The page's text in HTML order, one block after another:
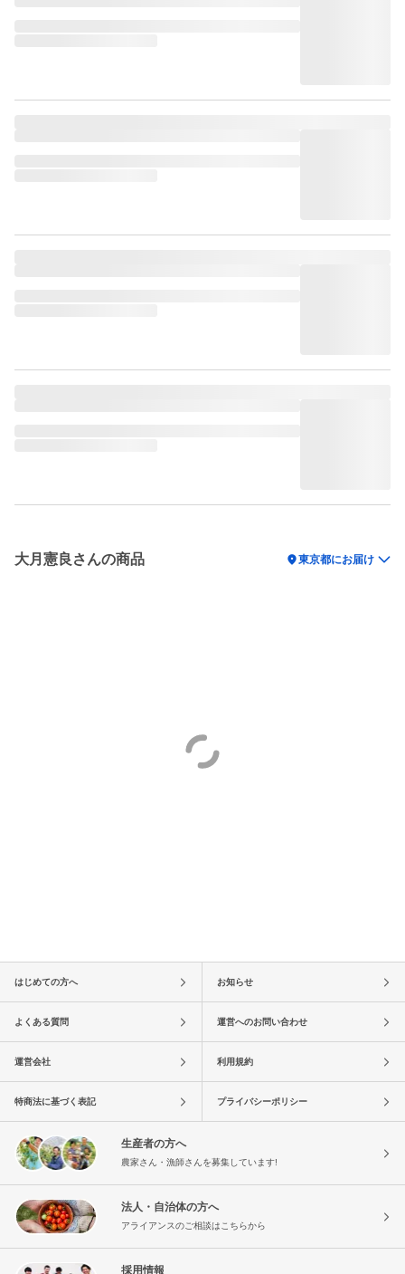
大月憲良さんの商品 location_on東京都にお届け
はじめての方へ お知らせ
よくある質問 運営へのお問い合わせ
運営会社 利用規約
特商法に基づく表記 プライバシーポリシー
生産者の方へ
農家さん・漁師さんを募集しています!
法人・自治体の方へ
アライアンスのご相談はこちらから
採用情報